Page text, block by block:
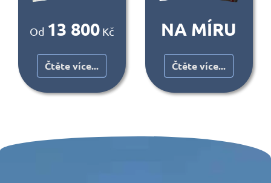
Od 13 800 Kč
Čtěte více...
NA MÍRU
Čtěte více...